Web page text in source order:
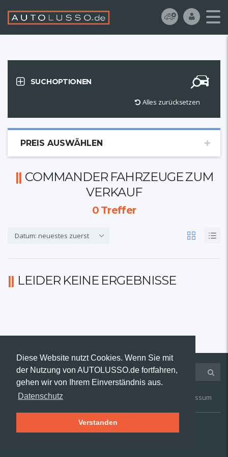
Diese Website nutzt Cookies. Wenn Sie mit
der Nutzung von AUTOLUSSO.de fortfahren,
gehen wir von Ihrem Einverständnis aus.
Datenschutz
Verstanden
SUCHOPTIONEN
Alles zurücksetzen
PREIS AUSWÄHLEN
COMMANDER FAHRZEUGE ZUM
VERKAUF
0Treffer
Datum: neuestes zuerst
LEIDER KEINE ERGEBNISSE
Kontakt AGB Impressum
© 2019 AUTOLUSSO.de | Alle Rechte vorbehalten.